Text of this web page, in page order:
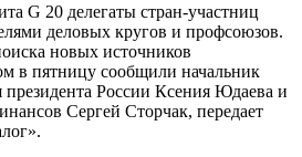
G 20 делегаты стран-участниц
деловых кругов и профсоюзов.
новых источников
в пятницу сообщили начальник
президента России Ксения Юдаева и
Сергей Сторчак, передает